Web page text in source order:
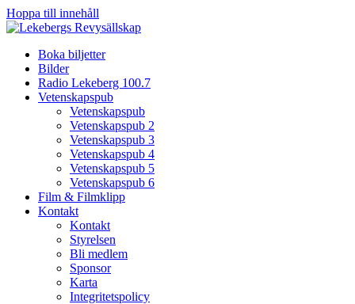
Hoppa till innehåll
Boka biljetter
Bilder
Radio Lekeberg 100.7
Vetenskapspub
Vetenskapspub
Vetenskapspub 2
Vetenskapspub 3
Vetenskapspub 4
Vetenskapspub 5
Vetenskapspub 6
Film & Filmklipp
Kontakt
Kontakt
Styrelsen
Bli medlem
Sponsor
Karta
Integritetspolicy